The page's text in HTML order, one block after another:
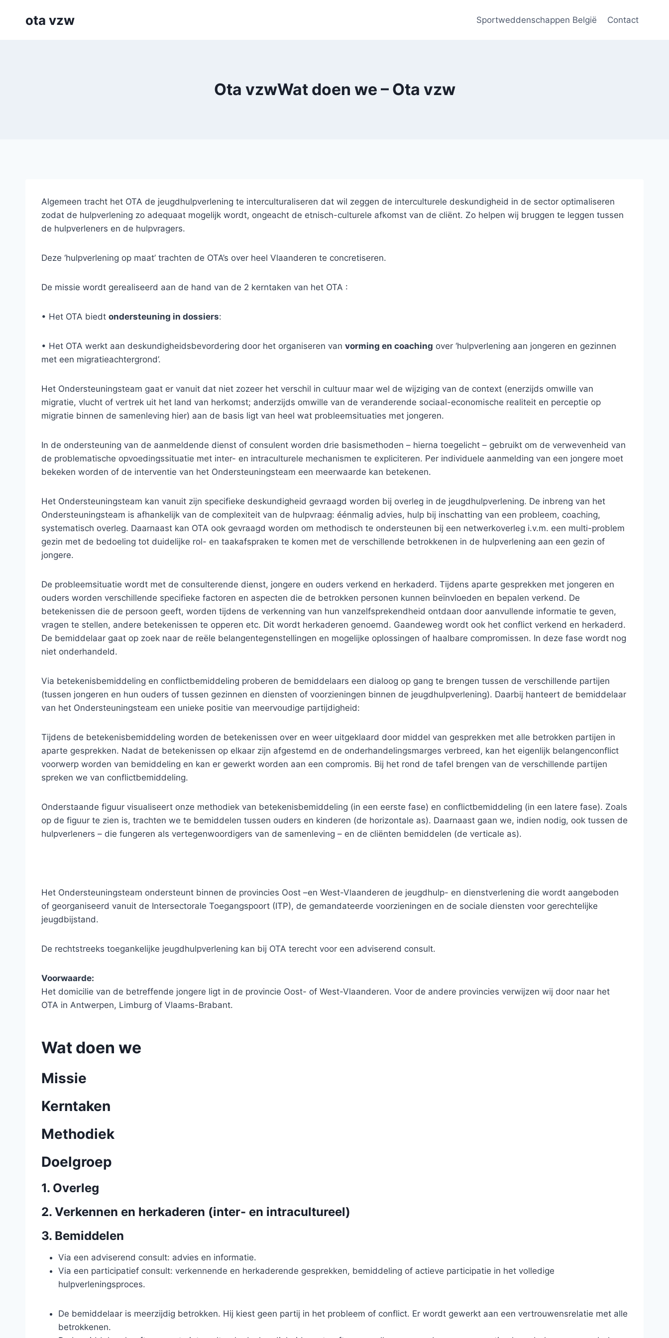
ota vzw Sportweddenschappen België Contact
Ota vzwWat doen we – Ota vzw
Algemeen tracht het OTA de jeugdhulpverlening te interculturaliseren dat wil zeggen de interculturele deskundigheid in de sector optimaliseren
zodat de hulpverlening zo adequaat mogelijk wordt, ongeacht de etnisch-culturele afkomst van de cliënt. Zo helpen wij bruggen te leggen tussen
de hulpverleners en de hulpvragers.
Deze ‘hulpverlening op maat’ trachten de OTA’s over heel Vlaanderen te concretiseren.
De missie wordt gerealiseerd aan de hand van de 2 kerntaken van het OTA :
• Het OTA biedt ondersteuning in dossiers:
• Het OTA werkt aan deskundigheidsbevordering door het organiseren van vorming en coaching over ‘hulpverlening aan jongeren en gezinnen
met een migratieachtergrond’.
Het Ondersteuningsteam gaat er vanuit dat niet zozeer het verschil in cultuur maar wel de wijziging van de context (enerzijds omwille van
migratie, vlucht of vertrek uit het land van herkomst; anderzijds omwille van de veranderende sociaal-economische realiteit en perceptie op
migratie binnen de samenleving hier) aan de basis ligt van heel wat probleemsituaties met jongeren.
In de ondersteuning van de aanmeldende dienst of consulent worden drie basismethoden – hierna toegelicht – gebruikt om de verwevenheid van
de problematische opvoedingssituatie met inter- en intraculturele mechanismen te expliciteren. Per individuele aanmelding van een jongere moet
bekeken worden of de interventie van het Ondersteuningsteam een meerwaarde kan betekenen.
Het Ondersteuningsteam kan vanuit zijn specifieke deskundigheid gevraagd worden bij overleg in de jeugdhulpverlening. De inbreng van het
Ondersteuningsteam is afhankelijk van de complexiteit van de hulpvraag: éénmalig advies, hulp bij inschatting van een probleem, coaching,
systematisch overleg. Daarnaast kan OTA ook gevraagd worden om methodisch te ondersteunen bij een netwerkoverleg i.v.m. een multi-problem
gezin met de bedoeling tot duidelijke rol- en taakafspraken te komen met de verschillende betrokkenen in de hulpverlening aan een gezin of
jongere.
De probleemsituatie wordt met de consulterende dienst, jongere en ouders verkend en herkaderd. Tijdens aparte gesprekken met jongeren en
ouders worden verschillende specifieke factoren en aspecten die de betrokken personen kunnen beïnvloeden en bepalen verkend. De
betekenissen die de persoon geeft, worden tijdens de verkenning van hun vanzelfsprekendheid ontdaan door aanvullende informatie te geven,
vragen te stellen, andere betekenissen te opperen etc. Dit wordt herkaderen genoemd. Gaandeweg wordt ook het conflict verkend en herkaderd.
De bemiddelaar gaat op zoek naar de reële belangentegenstellingen en mogelijke oplossingen of haalbare compromissen. In deze fase wordt nog
niet onderhandeld.
Via betekenisbemiddeling en conflictbemiddeling proberen de bemiddelaars een dialoog op gang te brengen tussen de verschillende partijen
(tussen jongeren en hun ouders of tussen gezinnen en diensten of voorzieningen binnen de jeugdhulpverlening). Daarbij hanteert de bemiddelaar
van het Ondersteuningsteam een unieke positie van meervoudige partijdigheid:
Tijdens de betekenisbemiddeling worden de betekenissen over en weer uitgeklaard door middel van gesprekken met alle betrokken partijen in
aparte gesprekken. Nadat de betekenissen op elkaar zijn afgestemd en de onderhandelingsmarges verbreed, kan het eigenlijk belangenconflict
voorwerp worden van bemiddeling en kan er gewerkt worden aan een compromis. Bij het rond de tafel brengen van de verschillende partijen
spreken we van conflictbemiddeling.
Onderstaande figuur visualiseert onze methodiek van betekenisbemiddeling (in een eerste fase) en conflictbemiddeling (in een latere fase). Zoals
op de figuur te zien is, trachten we te bemiddelen tussen ouders en kinderen (de horizontale as). Daarnaast gaan we, indien nodig, ook tussen de
hulpverleners – die fungeren als vertegenwoordigers van de samenleving – en de cliënten bemiddelen (de verticale as).
Het Ondersteuningsteam ondersteunt binnen de provincies Oost –en West-Vlaanderen de jeugdhulp- en dienstverlening die wordt aangeboden
of georganiseerd vanuit de Intersectorale Toegangspoort (ITP), de gemandateerde voorzieningen en de sociale diensten voor gerechtelijke
jeugdbijstand.
De rechtstreeks toegankelijke jeugdhulpverlening kan bij OTA terecht voor een adviserend consult.
Voorwaarde:
Het domicilie van de betreffende jongere ligt in de provincie Oost- of West-Vlaanderen. Voor de andere provincies verwijzen wij door naar het
OTA in Antwerpen, Limburg of Vlaams-Brabant.
Wat doen we
Missie
Kerntaken
Methodiek
Doelgroep
1. Overleg
2. Verkennen en herkaderen (inter- en intracultureel)
3. Bemiddelen
Via een adviserend consult: advies en informatie.
Via een participatief consult: verkennende en herkaderende gesprekken, bemiddeling of actieve participatie in het volledige
hulpverleningsproces.
De bemiddelaar is meerzijdig betrokken. Hij kiest geen partij in het probleem of conflict. Er wordt gewerkt aan een vertrouwensrelatie met alle
betrokkenen.